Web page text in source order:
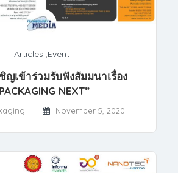
Articles ,Event
ญเข้าร่วมรับฟังสัมมนาเรื่อง
NEXT”
November 5, 2020